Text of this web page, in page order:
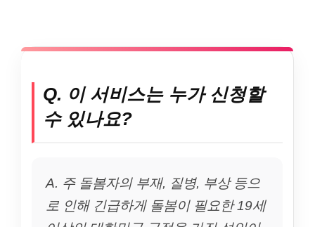
Q. 이 서비스는 누가 신청할
수 있나요?
A. 주 돌봄자의 부재, 질병, 부상 등으
로 인해 긴급하게 돌봄이 필요한 19세